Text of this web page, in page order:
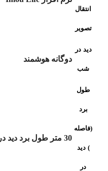
انتقال
تصویر
دید در
شب
دوگانه هوشمند
طول
برد
(فاصله
) دید
در
30 متر طول برد دید در شب